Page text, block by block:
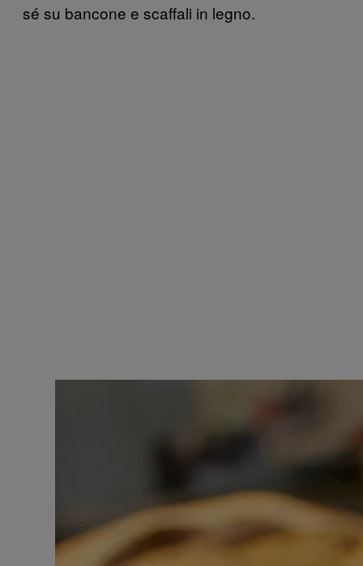
sé su bancone e scaffali in legno.